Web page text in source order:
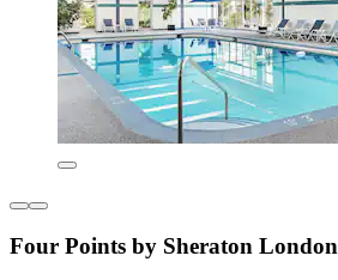
Four Points by Sheraton London